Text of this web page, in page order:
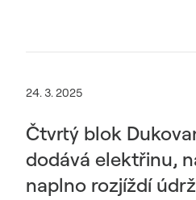
24. 3. 2025
Čtvrtý blok
dodává elektřinu,
naplno rozjíždí